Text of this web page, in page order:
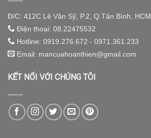
Đ/C: 412C Lê Văn Sỹ, P.2, Q.Tân Bình, HCM
Điện thoại: 08.22475532
Hotline: 0919.276.672 - 0971.361.233
Email: mancuahoanthien@gmail.com
KẾT NỐI VỚI CHÚNG TÔI